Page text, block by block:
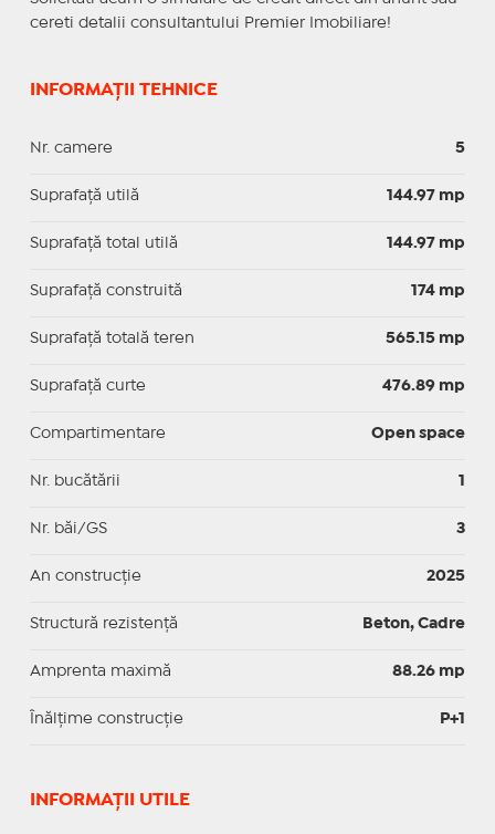
cereti detalii consultantului Premier Imobiliare!
INFORMAȚII TEHNICE
Nr. camere 5
Suprafaţă utilă 144.97 mp
Suprafaţă total utilă 144.97 mp
Suprafaţă construită 174 mp
Suprafață totală teren 565.15 mp
Suprafaţă curte 476.89 mp
Compartimentare Open space
Nr. bucătării 1
Nr. băi/GS 3
An construcție 2025
Structură rezistență Beton, Cadre
Amprenta maximă 88.26 mp
Înălțime construcție P+1
INFORMAŢII UTILE